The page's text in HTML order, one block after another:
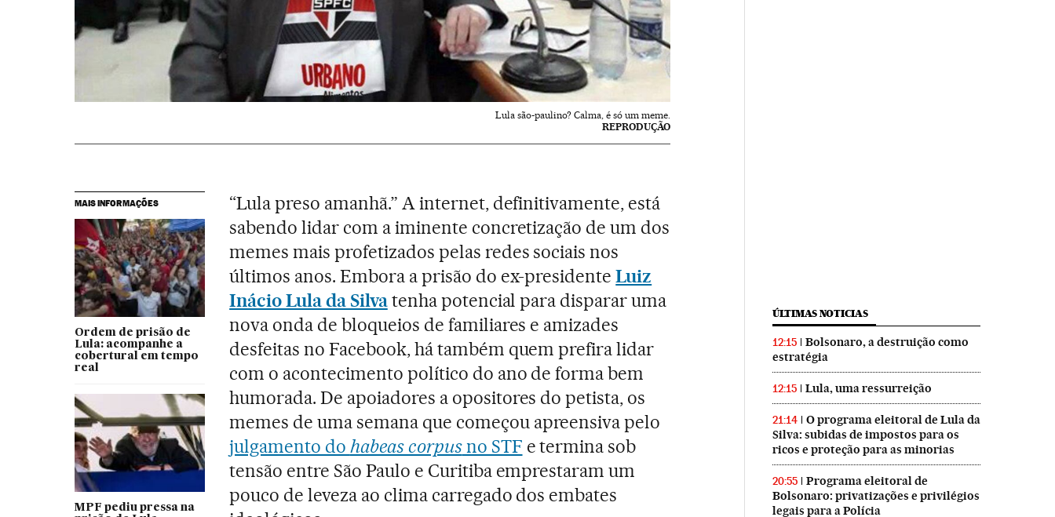
Lula são-paulino? Calma, é só um meme.
REPRODUÇÃO
MAIS INFORMAÇÕES
Ordem de prisão de
Lula: acompanhe a
cobertural em tempo
real
MPF pediu pressa na
“Lula preso amanhã.” A internet, definitivamente, está
sabendo lidar com a iminente concretização de um dos
memes mais profetizados pelas redes sociais nos
últimos anos. Embora a prisão do ex-presidenteLuiz
Inácio Lula da Silvatenha potencial para disparar uma
nova onda de bloqueios de familiares e amizades
desfeitas no Facebook, há também quem prefira lidar
com o acontecimento político do ano de forma bem
humorada. De apoiadores a opositores do petista, os
memes de uma semana que começou apreensiva pelo
julgamento do habeas corpusno STF e termina sob
tensão entre São Paulo e Curitiba emprestaram um
pouco de leveza ao clima carregado dos embates
ÚLTIMAS NOTICIAS
12:15
Bolsonaro, a destruição como
estratégia
12:15 Lula, uma ressurreição
21:14
O programa eleitoral de Lula da
Silva: subidas de impostos para os
ricos e proteção para as minorias
20:55
Programa eleitoral de
Bolsonaro: privatizações e privilégios
legais para a Polícia